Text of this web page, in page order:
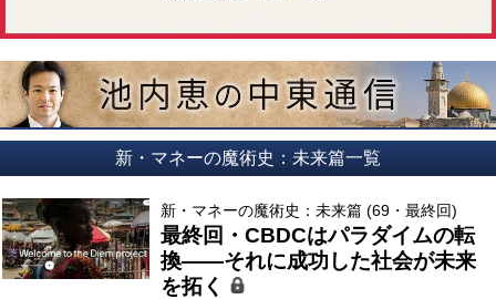
新・マネーの魔術史：未来篇一覧
新・マネーの魔術史：未来篇 (69・最終回)
最終回・CBDCはパラダイムの転
換――それに成功した社会が未来
を拓く